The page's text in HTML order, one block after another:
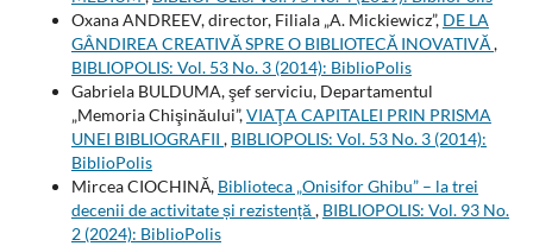
Oxana ANDREEV, director, Filiala „A. Mickiewicz”, DE LA
GÂNDIREA CREATIVĂ SPRE O BIBLIOTECĂ INOVATIVĂ,
BIBLIOPOLIS: Vol. 53 No. 3 (2014): BiblioPolis
Gabriela BULDUMA, şef serviciu, Departamentul
„Memoria Chişinăului”,VIAŢA CAPITALEI PRIN PRISMA
UNEI BIBLIOGRAFII , BIBLIOPOLIS: Vol. 53 No. 3 (2014):
BiblioPolis
Mircea CIOCHINĂ, Biblioteca „Onisifor Ghibu” – la trei
decenii de activitate și rezistență , BIBLIOPOLIS: Vol. 93 No.
2 (2024): BiblioPolis